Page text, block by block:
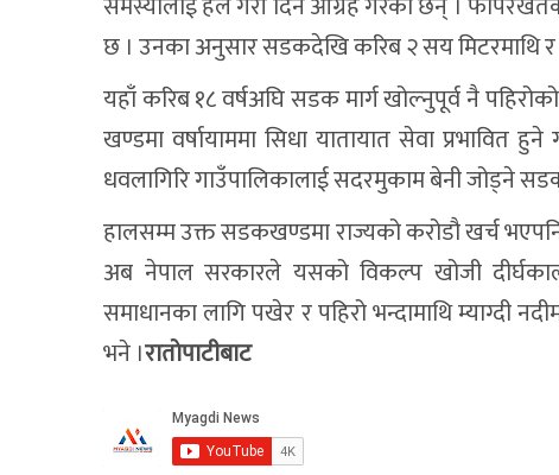
छ । उनका अनुसार सडकदेखि करिब २ सय मिटरमाथि र
यहाँ करिब १८ वर्षअघि सडक मार्ग खोल्नुपूर्व नै
खण्डमा वर्षायाममा सिधा यातायात सेवा प्रभावित
धवलागिरि गाउँपालिकालाई सद‌रमुकाम बेनी जोड्ने
हालसम्म उक्त सडकखण्डमा राज्यको करोडौ खर्च
अब नेपाल सरकारले यसको विकल्प खोजी
समाधानका लागि पखेर र पहिरो भन्दामाथि म्याग्दी
भने ।राताेपाटीबाट